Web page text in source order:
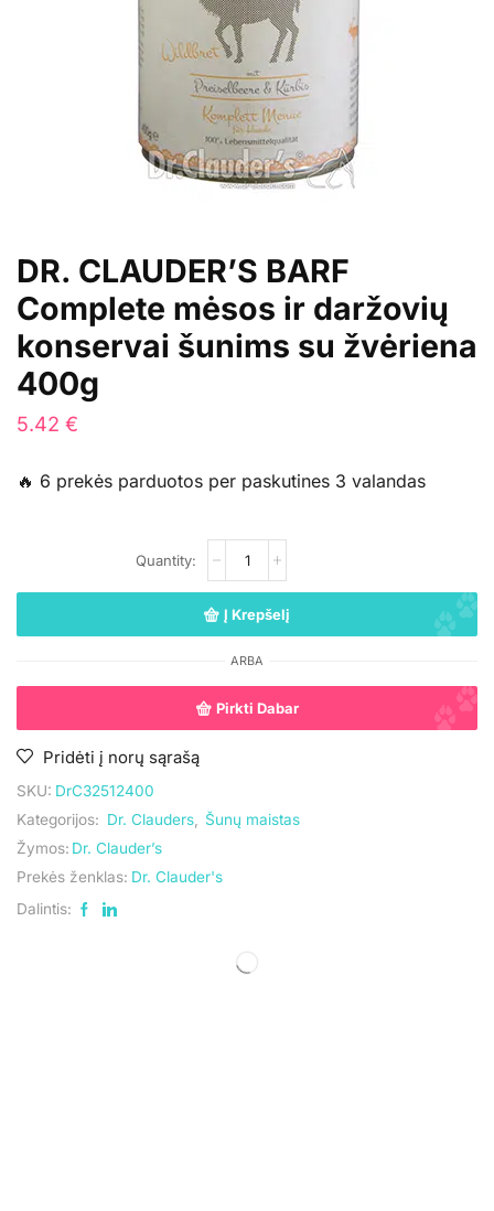
DR. CLAUDER’S BARF
Complete mėsos ir daržovių
konservai šunims su žvėriena
400g
5.42 €
🔥 6 prekės parduotos per paskutines 3 valandas
Į Krepšelį
ARBA
Pirkti Dabar
Pridėti į norų sąrašą
SKU: DrC32512400
Kategorijos: Dr. Clauders
Šunų maistas
Žymos: Dr. Clauder’s
Prekės ženklas: Dr. Clauder's
Dalintis: